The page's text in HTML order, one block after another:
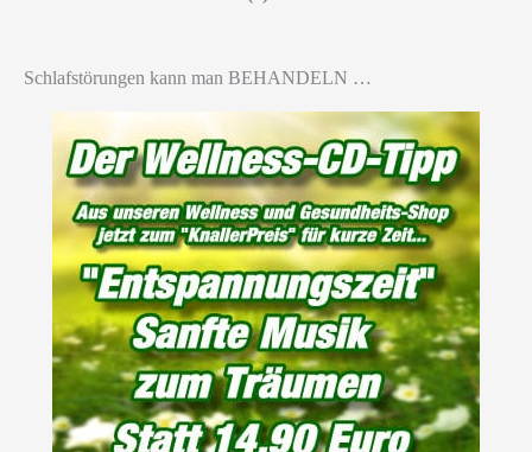
Schlafstörungen kann man BEHANDELN …